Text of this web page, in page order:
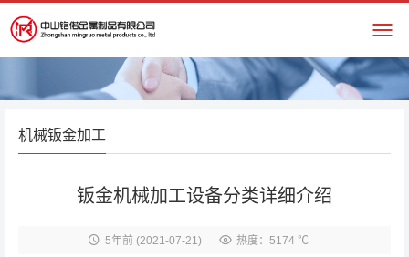
机械钣金加工
钣金机械加工设备分类详细介绍
5年前(2021-07-21) 热度：5174 ℃